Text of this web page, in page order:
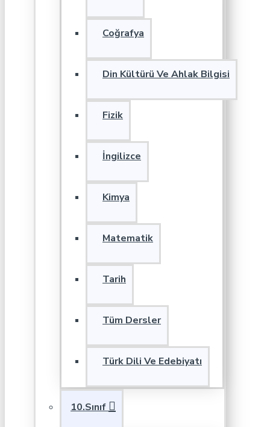
Coğrafya
Din Kültürü Ve Ahlak Bilgisi
Fizik
İngilizce
Kimya
Matematik
Tarih
Tüm Dersler
Türk Dili Ve Edebiyatı
10.Sınıf